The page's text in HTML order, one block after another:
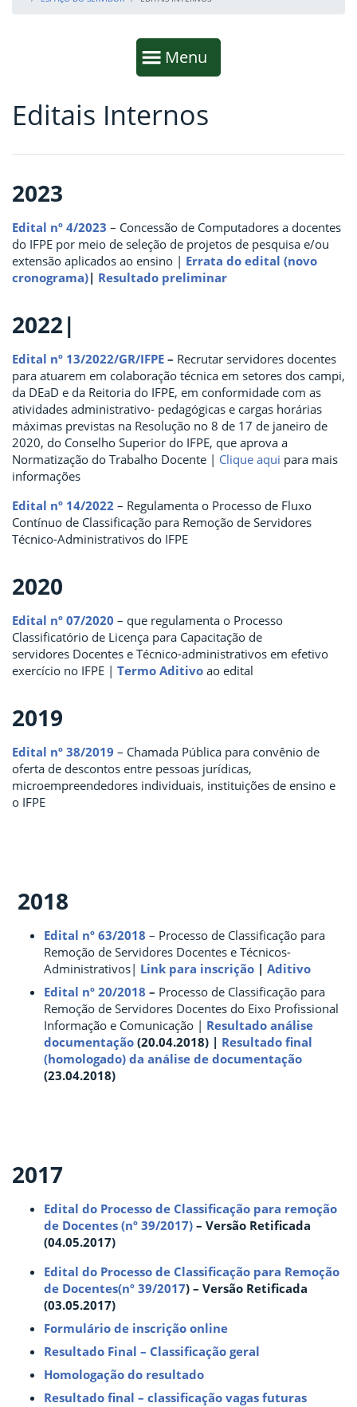
Mostrar
Menu
Fim da navegação
Início do conteúdo
Editais Internos
2023
Edital nº 4/2023 – Concessão de Computadores a docentes
do IFPE por meio de seleção de projetos de pesquisa e/ou
extensão aplicados ao ensino | Errata do edital (novo
cronograma)| Resultado preliminar
2022|
Edital nº 13/2022/GR/IFPE – Recrutar servidores docentes
para atuarem em colaboração técnica em setores dos campi,
da DEaD e da Reitoria do IFPE, em conformidade com as
atividades administrativo- pedagógicas e cargas horárias
máximas previstas na Resolução no 8 de 17 de janeiro de
2020, do Conselho Superior do IFPE, que aprova a
Normatização do Trabalho Docente | Clique aqui para mais
informações
Edital nº 14/2022 – Regulamenta o Processo de Fluxo
Contínuo de Classificação para Remoção de Servidores
Técnico-Administrativos do IFPE
2020
Edital nº 07/2020 – que regulamenta o Processo
Classificatório de Licença para Capacitação de
servidores Docentes e Técnico-administrativos em efetivo
exercício no IFPE | Termo Aditivo ao edital
2019
Edital nº 38/2019 – Chamada Pública para convênio de
oferta de descontos entre pessoas jurídicas,
microempreendedores individuais, instituições de ensino e
o IFPE
2018
Edital nº 63/2018 – Processo de Classificação para
Remoção de Servidores Docentes e Técnicos-
Administrativos| Link para inscrição | Aditivo
Edital nº 20/2018 – Processo de Classificação para
Remoção de Servidores Docentes do Eixo Profissional
Informação e Comunicação | Resultado análise
documentação (20.04.2018) | Resultado final
(homologado) da análise de documentação
(23.04.2018)
2017
Edital do Processo de Classificação para remoção
de Docentes (nº 39/2017) – Versão Retificada
(04.05.2017)
Edital do Processo de Classificação para Remoção
de Docentes(nº 39/2017) – Versão Retificada
(03.05.2017)
Formulário de inscrição online
Resultado Final – Classificação geral
Homologação do resultado
Resultado final – classificação vagas futuras